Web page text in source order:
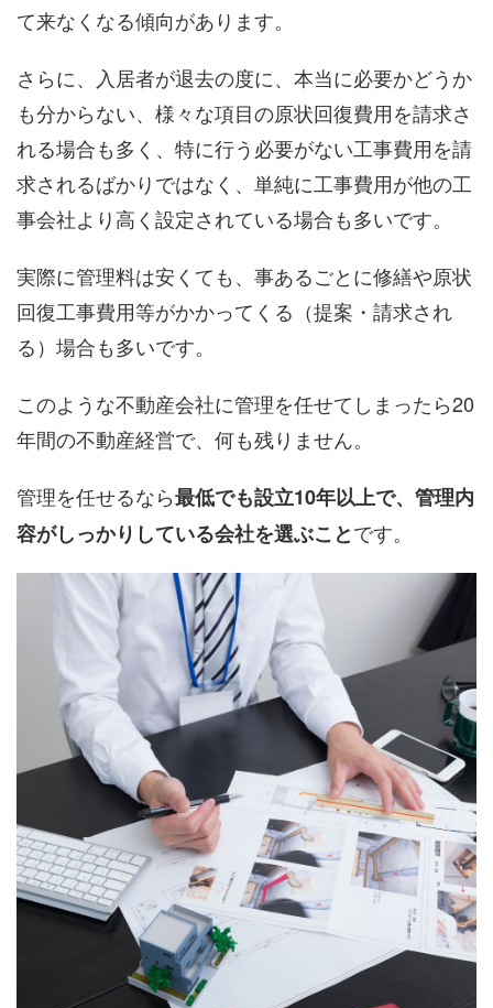
て来なくなる傾向があります。
さらに、入居者が退去の度に、本当に必要かどうか
も分からない、様々な項目の原状回復費用を請求さ
れる場合も多く、特に行う必要がない工事費用を請
求されるばかりではなく、単純に工事費用が他の工
事会社より高く設定されている場合も多いです。
実際に管理料は安くても、事あるごとに修繕や原状
回復工事費用等がかかってくる（提案・請求され
る）場合も多いです。
このような不動産会社に管理を任せてしまったら20
年間の不動産経営で、何も残りません。
管理を任せるなら最低でも設立10年以上で、管理内
容がしっかりしている会社を選ぶことです。